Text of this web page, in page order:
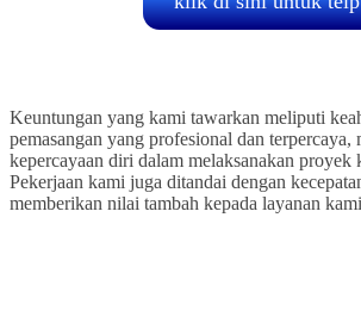
Keuntungan yang kami tawarkan meliputi
pemasangan yang profesional dan terpercaya,
kepercayaan diri dalam melaksanakan proyek
Pekerjaan kami juga ditandai dengan
memberikan nilai tambah kepada layanan